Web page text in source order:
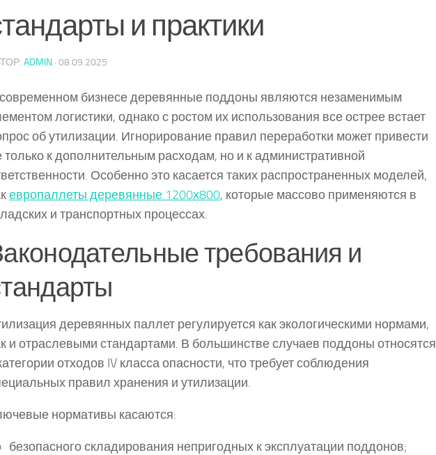
и практики
ADMIN · 08.09.2025
бизнесе деревянные поддоны являются незаменимым
логистики, однако с ростом их использования все острее встает
об утилизации. Игнорирование правил переработки может привести
только к дополнительным расходам, но и к административной
Особенно это касается таких распространенных моделей,
европаллеты деревянные 1200х800, которые массово применяются в
и транспортных процессах.
требования и
деревянных паллет регулируется как экологическими нормами,
и отраслевыми стандартами. В большинстве случаев поддоны относятся
отходов IV класса опасности, что требует соблюдения
правил хранения и утилизации.
нормативы касаются:
безопасного складирования непригодных к эксплуатации поддонов;